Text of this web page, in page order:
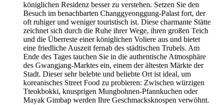
königlichen Residenz besser zu verstehen. Setzen Sie den
Besuch im benachbarten Changgyeonggung-Palast fort, der
oft ruhiger und weniger touristisch ist. Diese charmante Stätte
zeichnet sich durch die Ruhe ihrer Wege, ihren großen Teich
und die Überreste einer königlichen Voliere aus und bietet
eine friedliche Auszeit fernab des städtischen Trubels. Am
Ende des Tages tauchen Sie in die authentische Atmosphäre
des Gwangjang-Marktes ein, einem der ältesten Märkte der
Stadt. Dieser sehr belebte und beliebte Ort ist ideal, um
koreanisches Street Food zu probieren: Zwischen würzigen
Tteokbokki, knusprigen Mungbohnen-Pfannkuchen oder
Mayak Gimbap werden Ihre Geschmacksknospen verwöhnt.